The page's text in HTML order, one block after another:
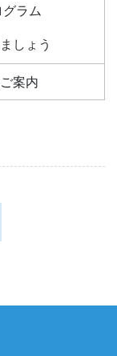
ラム
しょう
案内